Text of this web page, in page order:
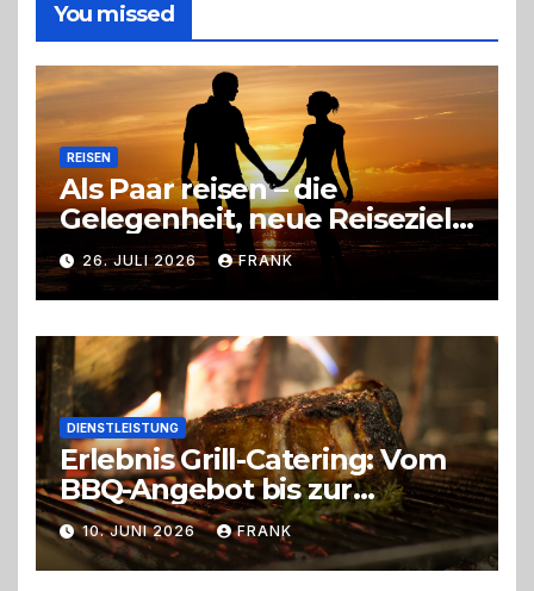
richtige
Entscheidung
You missed
REISEN
Als Paar reisen – die
Gelegenheit, neue Reiseziele
zu entdecken
26. JULI 2026 FRANK
DIENSTLEISTUNG
Erlebnis Grill-Catering: Vom
BBQ-Angebot bis zur
perfekten Eventorganisation
Trend zu Outdoor-Events,
Erlebnisgastronomie und
10. JUNI 2026 FRANK